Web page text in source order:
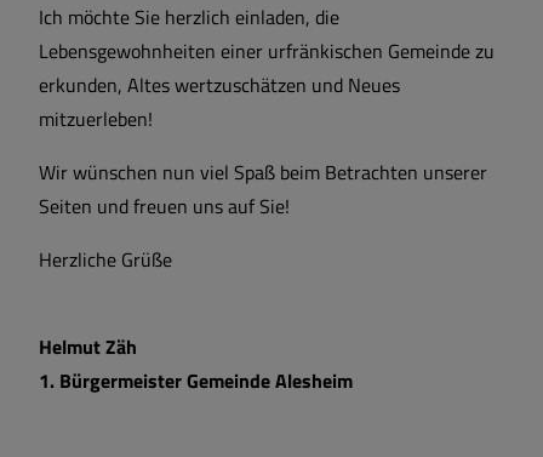
Ich möchte Sie herzlich einladen, die
Lebensgewohnheiten einer urfränkischen Gemeinde zu
erkunden, Altes wertzuschätzen und Neues
mitzuerleben!
Wir wünschen nun viel Spaß beim Betrachten unserer
Seiten und freuen uns auf Sie!
Herzliche Grüße
Helmut Zäh
1. Bürgermeister Gemeinde Alesheim